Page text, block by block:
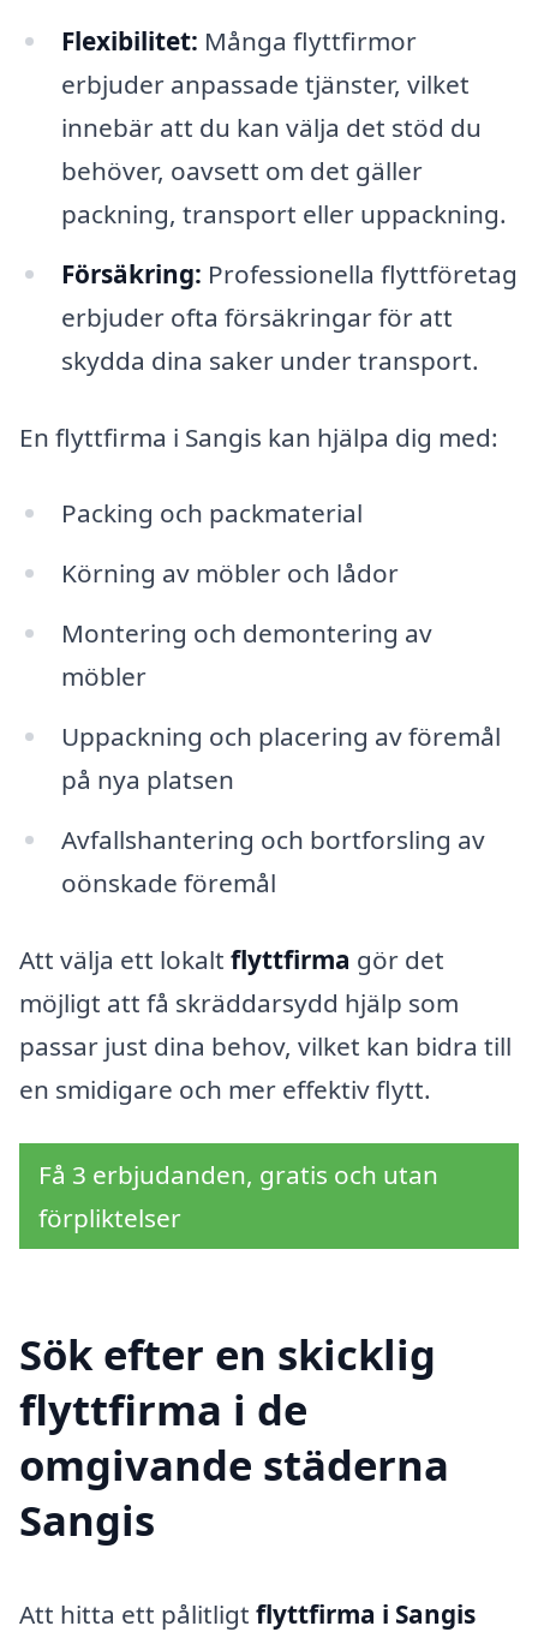
Flexibilitet: Många flyttfirmor
erbjuder anpassade tjänster, vilket
innebär att du kan välja det stöd du
behöver, oavsett om det gäller
packning, transport eller uppackning.
Försäkring: Professionella flyttföretag
erbjuder ofta försäkringar för att
skydda dina saker under transport.
En flyttfirma i Sangis kan hjälpa dig med:
Packing och packmaterial
Körning av möbler och lådor
Montering och demontering av
möbler
Uppackning och placering av föremål
på nya platsen
Avfallshantering och bortforsling av
oönskade föremål
Att välja ett lokalt flyttfirma gör det
möjligt att få skräddarsydd hjälp som
passar just dina behov, vilket kan bidra till
en smidigare och mer effektiv flytt.
Få 3 erbjudanden, gratis och utan
förpliktelser
Sök efter en skicklig
flyttfirma i de
omgivande städerna
Sangis
Att hitta ett pålitligt flyttfirma i Sangis